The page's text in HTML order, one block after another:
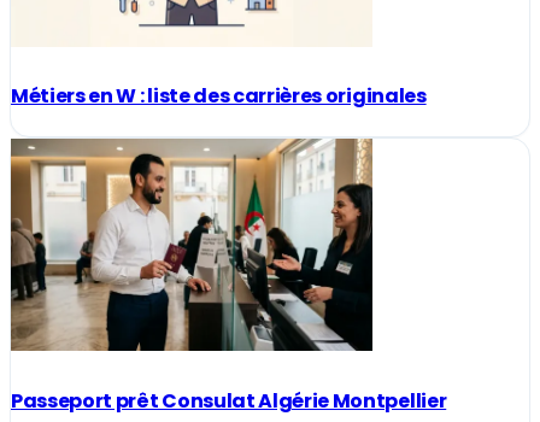
Métiers en W : liste des carrières originales
Passeport prêt Consulat Algérie Montpellier